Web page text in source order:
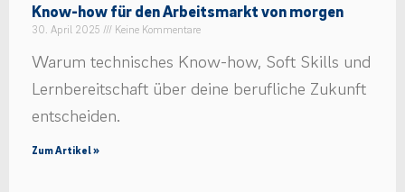
Know-how für den Arbeitsmarkt von morgen
30. April 2025 Keine Kommentare
Warum technisches Know-how, Soft Skills und
Lernbereitschaft über deine berufliche Zukunft
entscheiden.
Zum Artikel »